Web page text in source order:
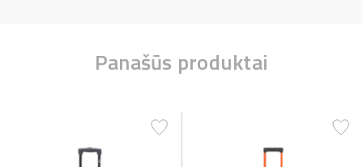
Panašūs produktai